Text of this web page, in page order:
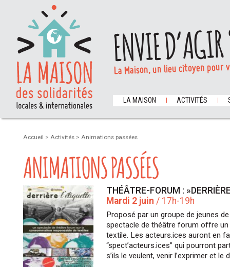
ENVIE
La Maison, un lieu citoyen
LA MAISON ACTIVITÉS
Accueil > Activités > Animations passées
ANIMATIONS PASSÉES
THÉÂTRE-FORUM :
Mardi 2 juin / 17h-19h
Proposé par un groupe de jeunes
spectacle de théâtre forum offre un
textile. Les acteurs.ices auront en
“spect’acteurs.ices” qui pourront
s’ils le veulent, venir l’exprimer et le